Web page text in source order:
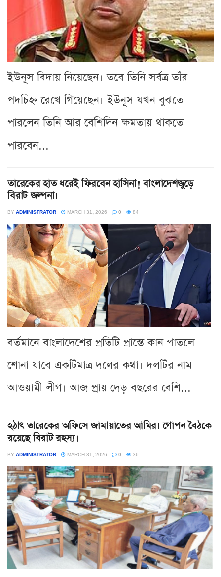
ইউনূস বিদায় নিয়েছেন। তবে তিনি সর্বত্র তাঁর
পদচিহ্ন রেখে গিয়েছেন। ইউনূস যখন বুঝতে
পারলেন তিনি আর বেশিদিন ক্ষমতায় থাকতে
পারবেন...
তারেকের হাত ধরেই ফিরবেন হাসিনা! বাংলাদেশজুড়ে
বিরাট জল্পনা।
BY ADMINISTRATOR MARCH 31, 2026 0 84
বর্তমানে বাংলাদেশের প্রতিটি প্রান্তে কান পাতলে
শোনা যাবে একটিমাত্র দলের কথা। দলটির নাম
আওয়ামী লীগ। আজ প্রায় দেড় বছরের বেশি...
হঠাৎ তারেকের অফিসে জামায়াতের আমির। গোপন বৈঠকে
রয়েছে বিরাট রহস্য।
BY ADMINISTRATOR MARCH 31, 2026 0 36